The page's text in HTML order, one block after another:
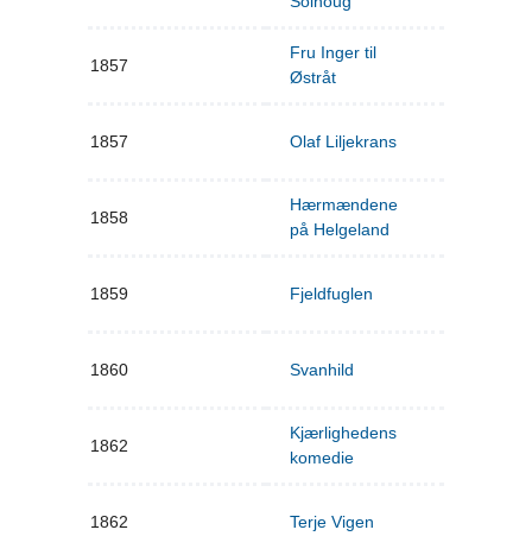
1857
Fru Inger til
Østråt
1857 Olaf Liljekrans
1858
Hærmændene
på Helgeland
1859 Fjeldfuglen
1860 Svanhild
1862
Kjærlighedens
komedie
1862 Terje Vigen